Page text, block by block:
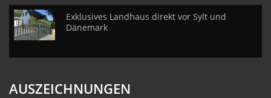
Exklusives Landhaus direkt vor Sylt und
Dänemark
AUSZEICHNUNGEN